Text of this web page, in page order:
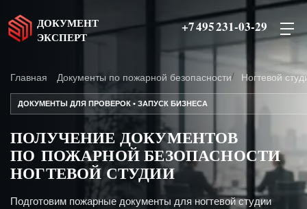
ДОКУМЕНТ
ЭКСПЕРТ
+7 495 231-03-29
Главная Документы по пожарной безопасности Ногтевой
ДОКУМЕНТЫ ДЛЯ ПРОВЕРОК • ЗАПУСК БИЗНЕСА
ПОЛУЧЕНИЕ ДОКУМЕНТОВ
ПО ПОЖАРНОЙ БЕЗОПАСНОСТИ
НОГТЕВОЙ СТУДИИ
Подготовим пожарные документы для ногтевой студии